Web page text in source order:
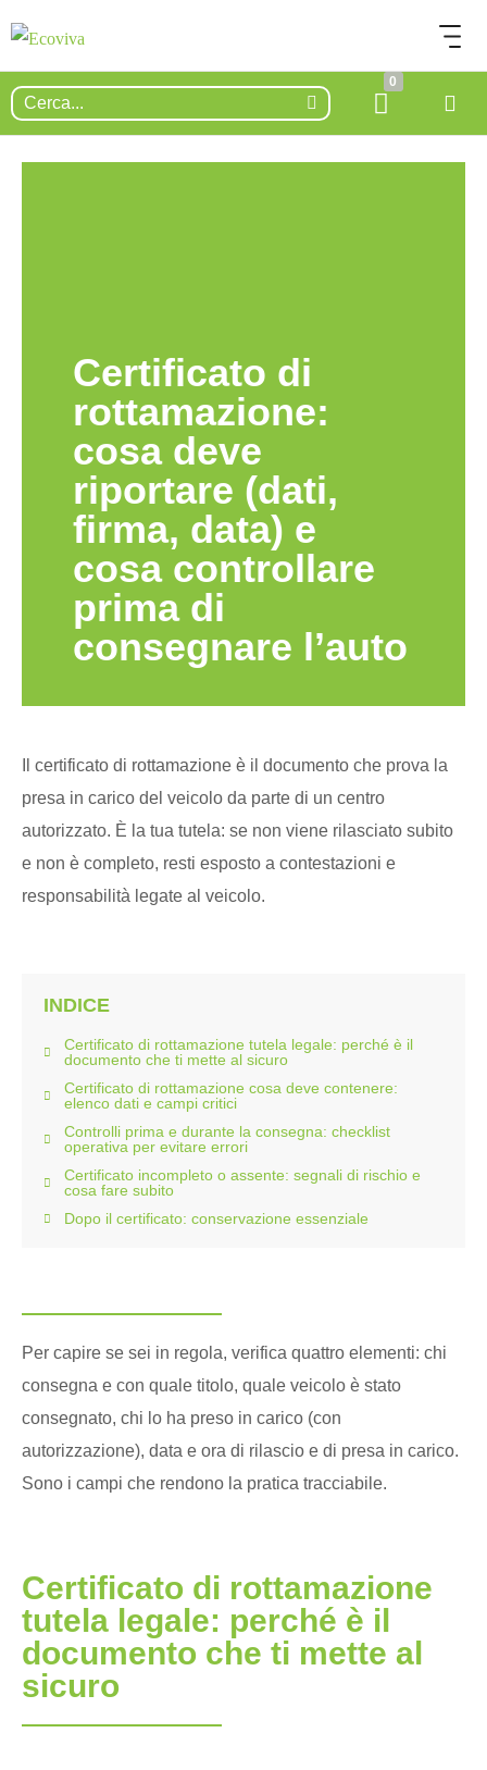
0
Certificato di
rottamazione:
cosa deve
riportare (dati,
firma, data) e
cosa controllare
prima di
consegnare l’auto
Il certificato di rottamazione è il documento che prova la
presa in carico del veicolo da parte di un centro
autorizzato. È la tua tutela: se non viene rilasciato subito
e non è completo, resti esposto a contestazioni e
responsabilità legate al veicolo.
INDICE
Certificato di rottamazione tutela legale: perché è il
documento che ti mette al sicuro
Certificato di rottamazione cosa deve contenere:
elenco dati e campi critici
Controlli prima e durante la consegna: checklist
operativa per evitare errori
Certificato incompleto o assente: segnali di rischio e
cosa fare subito
Dopo il certificato: conservazione essenziale
Per capire se sei in regola, verifica quattro elementi: chi
consegna e con quale titolo, quale veicolo è stato
consegnato, chi lo ha preso in carico (con
autorizzazione), data e ora di rilascio e di presa in carico.
Sono i campi che rendono la pratica tracciabile.
Certificato di rottamazione
tutela legale: perché è il
documento che ti mette al
sicuro